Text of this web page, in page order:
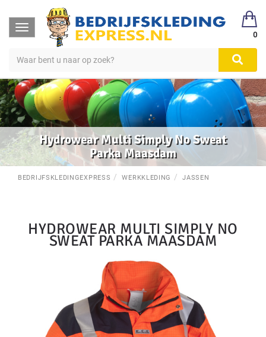
Toggle
navigation
0
Hydrowear Multi Simply No Sweat
Parka Maasdam
BEDRIJFSKLEDINGEXPRESS WERKKLEDING JASSEN
HYDROWEAR MULTI SIMPLY NO
SWEAT PARKA MAASDAM